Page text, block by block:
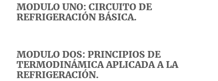
MODULO UNO: CIRCUITO DE
REFRIGERACIÓN BÁSICA.
MODULO DOS: PRINCIPIOS DE
TERMODINÁMICA APLICADA A LA
REFRIGERACIÓN.